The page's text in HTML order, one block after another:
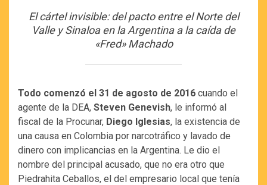
El cártel invisible: del pacto entre el Norte del
Valle y Sinaloa en la Argentina a la caída de
«Fred» Machado
Todo comenzó el 31 de agosto de 2016 cuando el
agente de la DEA, Steven Genevish, le informó al
fiscal de la Procunar, Diego Iglesias, la existencia de
una causa en Colombia por narcotráfico y lavado de
dinero con implicancias en la Argentina. Le dio el
nombre del principal acusado, que no era otro que
Piedrahita Ceballos, el del empresario local que tenía